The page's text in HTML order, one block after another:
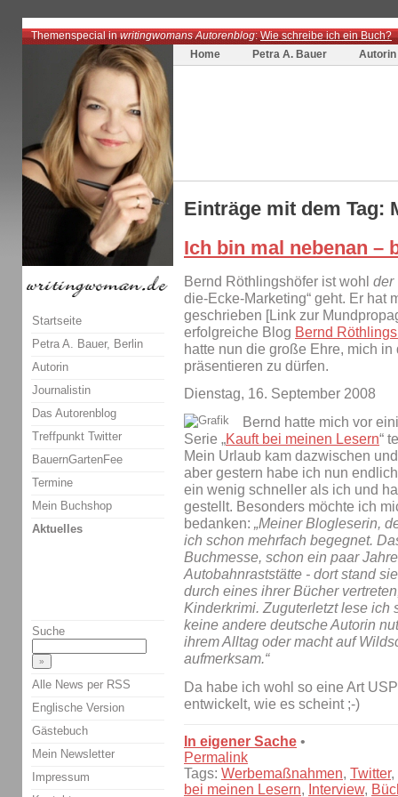
Themenspecial inwritingwomans Autorenblog:Wie schreibe ich ein Buch?
Home
Petra A. Bauer Autorin
Einträge mit dem Tag:
Ich bin mal nebenan –
Bernd Röthlingshöfer ist wohl der
die-Ecke-Marketing“ geht. Er hat
geschrieben [Link zur
erfolgreiche Blog Bernd
hatte nun die große Ehre, mich
präsentieren zu dürfen.
Dienstag, 16. September 2008
Bernd hatte mich vor
Serie „Kauft bei meinen Lesern“
Mein Urlaub kam dazwischen
aber gestern habe ich nun
ein wenig schneller als ich und
gestellt. Besonders möchte ich
bedanken: „Meiner Blogleserin,
ich schon mehrfach begegnet.
Buchmesse, schon ein paar
Autobahnraststätte - dort stand
durch eines ihrer Bücher
Kinderkrimi. Zuguterletzt lese ich
keine andere deutsche Autorin
ihrem Alltag oder macht auf
aufmerksam.“
Da habe ich wohl so eine Art
entwickelt, wie es scheint ;-)
In eigener Sache •
Permalink
Tags: Werbemaßnahmen, Twitter,
bei meinen Lesern, Interview,
Startseite
Petra A. Bauer, Berlin
Autorin
Journalistin
Das Autorenblog
Treffpunkt Twitter
BauernGartenFee
Termine
Mein Buchshop
Aktuelles
Suche
Alle News per RSS
Englische Version
Gästebuch
Mein Newsletter
Impressum